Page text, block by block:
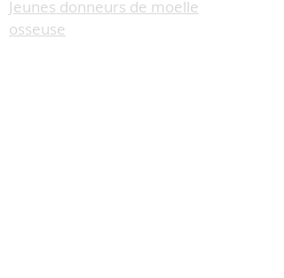
Jeunes donneurs de moelle
osseuse